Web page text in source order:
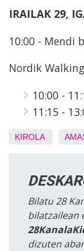
IRAILAK 29,
10:00 - Mendi
Nordik
10:00 -
11:15 -
KIROLA
Bilatu 28
bilatzailean
dizuten